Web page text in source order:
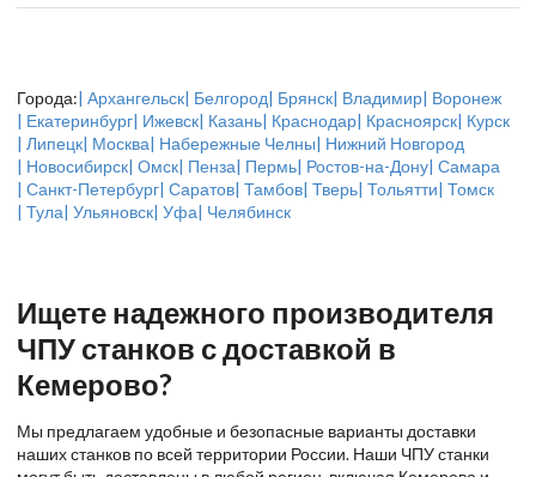
Города:| Архангельск| Белгород| Брянск| Владимир| Воронеж
| Екатеринбург| Ижевск| Казань| Краснодар| Красноярск| Курск
| Липецк| Москва| Набережные Челны| Нижний Новгород
| Новосибирск| Омск| Пенза| Пермь| Ростов-на-Дону| Самара
| Санкт-Петербург| Саратов| Тамбов| Тверь| Тольятти| Томск
| Тула| Ульяновск| Уфа| Челябинск
Ищете надежного производителя
ЧПУ станков с доставкой в
Кемерово?
Мы предлагаем удобные и безопасные варианты доставки
наших станков по всей территории России. Наши ЧПУ станки